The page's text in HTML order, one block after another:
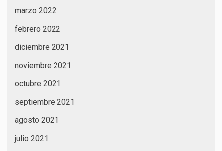
marzo 2022
febrero 2022
diciembre 2021
noviembre 2021
octubre 2021
septiembre 2021
agosto 2021
julio 2021